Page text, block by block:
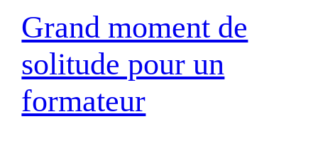
Grand moment de
solitude pour un
formateur